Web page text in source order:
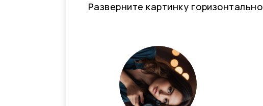
Разверните картинку горизонтально